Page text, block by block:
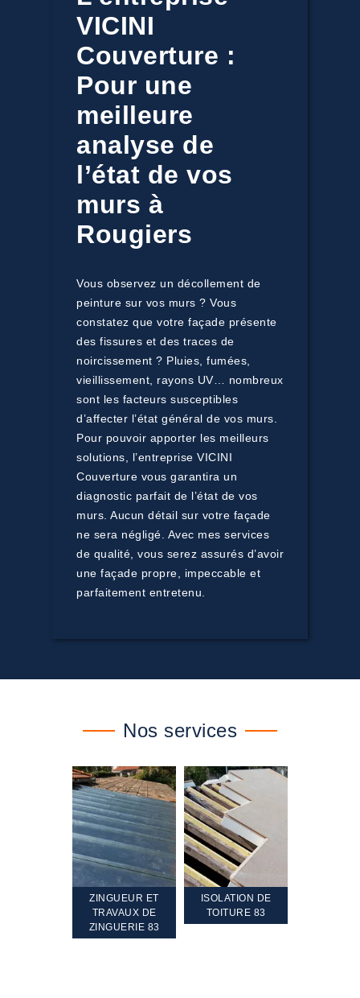
VICINI
Couverture :
Pour une
meilleure
analyse de
l’état de vos
murs à
Rougiers
Vous observez un décollement de
peinture sur vos murs ? Vous
constatez que votre façade présente
des fissures et des traces de
noircissement ? Pluies, fumées,
vieillissement, rayons UV… nombreux
sont les facteurs susceptibles
d’affecter l’état général de vos murs.
Pour pouvoir apporter les meilleurs
solutions, l’entreprise VICINI
Couverture vous garantira un
diagnostic parfait de l’état de vos
murs. Aucun détail sur votre façade
ne sera négligé. Avec mes services
de qualité, vous serez assurés d’avoir
une façade propre, impeccable et
parfaitement entretenu.
Nos services
ZINGUEUR ET
TRAVAUX DE
ZINGUERIE 83
ISOLATION DE
TOITURE 83